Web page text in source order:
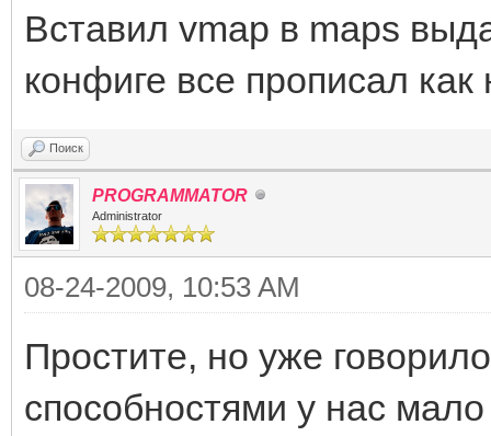
Вставил vmap в maps
конфиге все прописал
Поиск
PROGRAMMATOR
Administrator
08-24-2009, 10:53 AM
Простите, но уже
способностями у нас